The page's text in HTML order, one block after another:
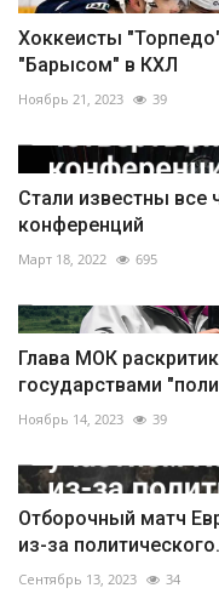
Хоккеисты
"Барысом" в КХЛ
Ноябрь 21, 2023 39
Стали известны все
конференций
Март 18, 2022 695
Глава МОК
государствами
Ноябрь 14, 2023 39
Отборочный матч
из-за
Сентябрь 13, 2023 34